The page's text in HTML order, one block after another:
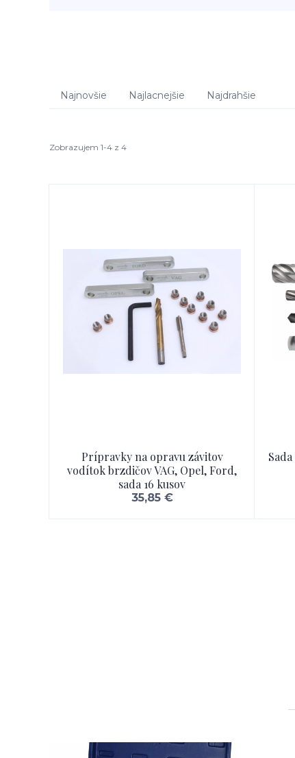
Najnovšie Najlacnejšie Najdrahšie
Zobrazujem 1-4 z 4
Prípravky na opravu závitov
vodítok brzdičov VAG, Opel, Ford,
sada 16 kusov
35,85 €